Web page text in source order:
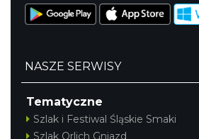
NASZE SERWISY
Tematyczne
Szlak i Festiwal Śląskie Smaki
Szlak Orlich Gniazd